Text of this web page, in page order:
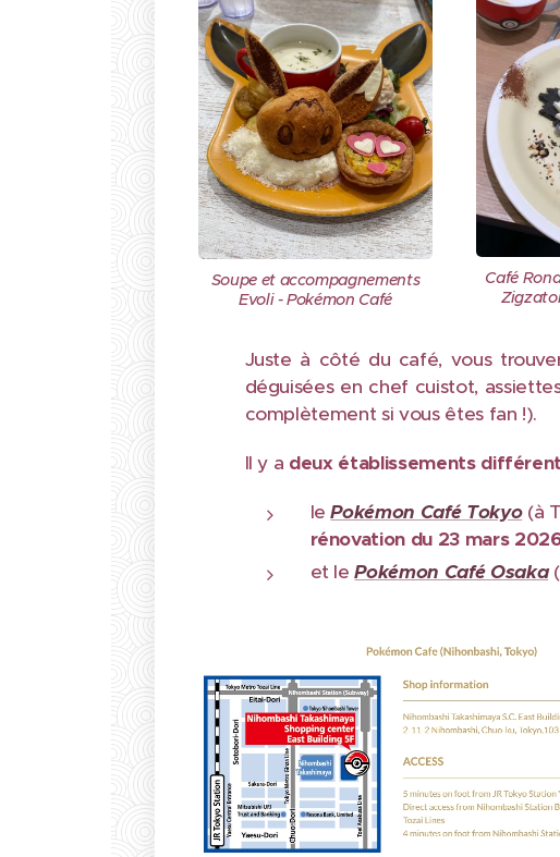
Soupe et accompagnements
Evoli - Pokémon Café
Café
Juste à côté du café, vous
déguisées en chef cuistot,
complètement si vous êtes fan !).
Il y a deux établissements
lePokémon Café Tokyo(à
rénovation du 23 mars
et lePokémon Café Osaka